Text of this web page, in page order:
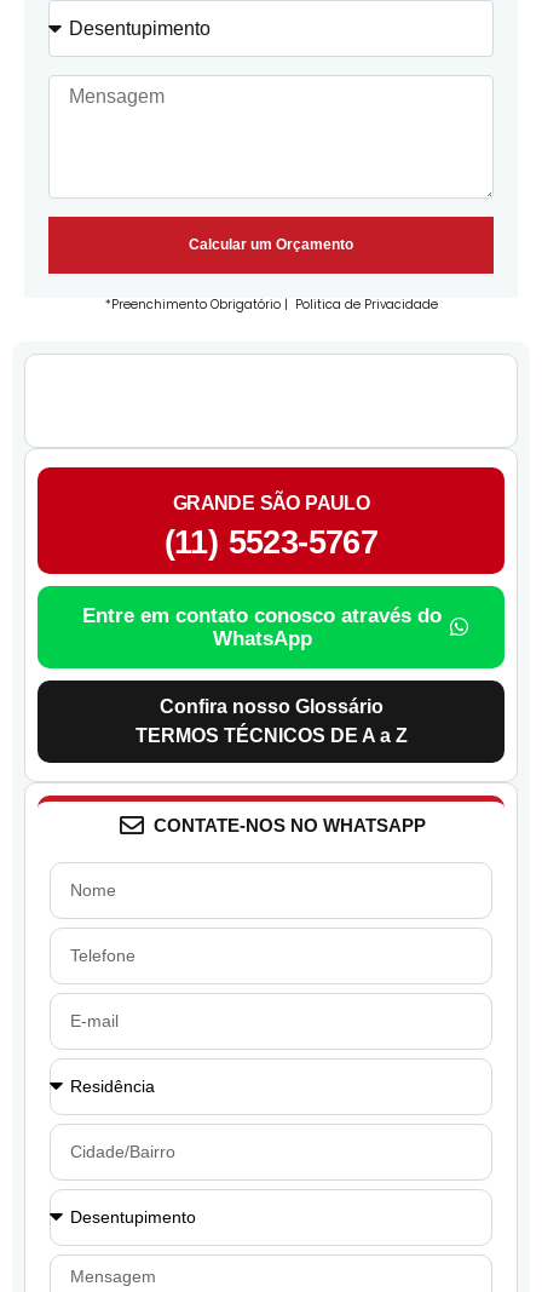
Calcular um Orçamento
*Preenchimento Obrigatório | Politica de Privacidade
GRANDE SÃO PAULO
(11) 5523-5767
Entre em contato conosco através do
WhatsApp
Confira nosso Glossário
TERMOS TÉCNICOS DE A a Z
CONTATE-NOS NO WHATSAPP